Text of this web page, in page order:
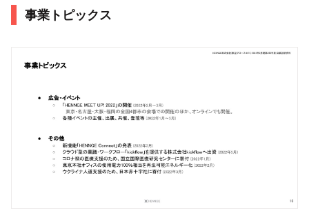
事業トピックス